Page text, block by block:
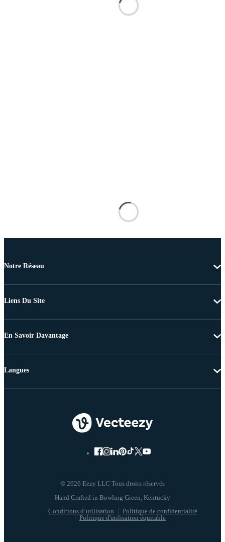
Notre Réseau
Liens Du Site
En Savoir Davantage
© 2026 Eezy LLC Tous droits réservés
Conditions d’utilisation
Politique de confidentialité
Politique d'utilisation équitable
Langues